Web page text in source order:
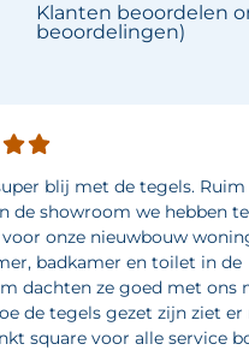
Klanten beoordelen
beoordelingen)
Square is een
ervaring en dat is
kwaliteit van het
hebben bij ons de
betegeld en we
resultaat! Ze
gedurende het